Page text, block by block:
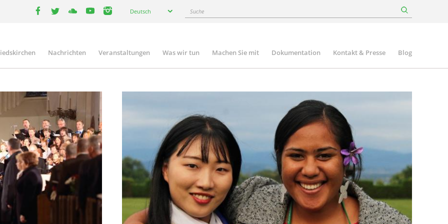
Deutsch Suche
Nachrichten Veranstaltungen Was wir tun Machen Sie mit Dokumentation Kontakt & Presse Blog